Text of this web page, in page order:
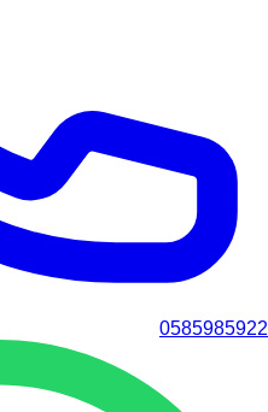
0585985922